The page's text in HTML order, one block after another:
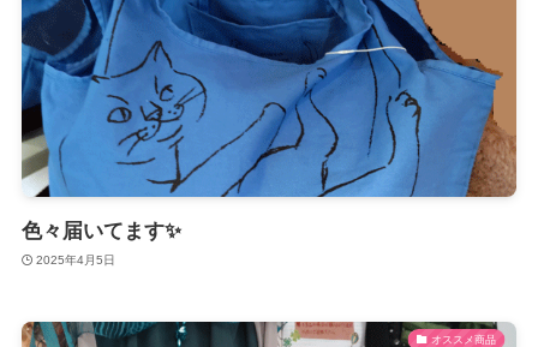
色々届いてます✨
2025年4月5日
オススメ商品